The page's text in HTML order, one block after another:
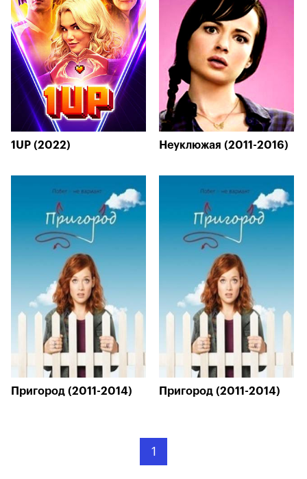
1UP (2022) Неуклюжая (2011-2016)
Пригород (2011-2014) Пригород (2011-2014)
1